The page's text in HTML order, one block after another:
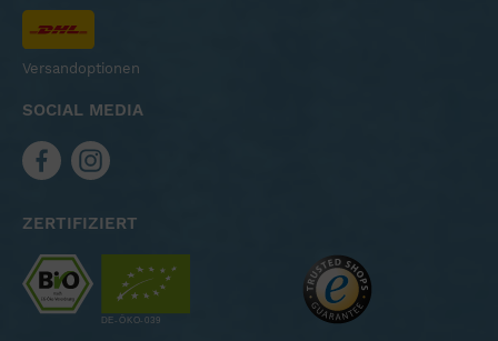
Versandoptionen
SOCIAL MEDIA
ZERTIFIZIERT